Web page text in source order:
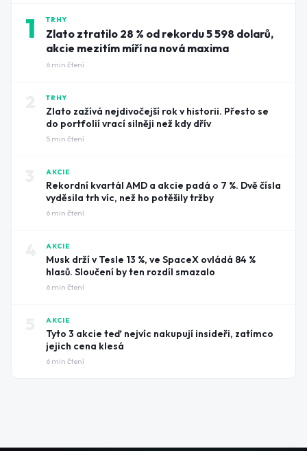
1 TRHY
Zlato ztratilo 28 % od rekordu 5 598 dolarů,
akcie mezitím míří na nová maxima
6 min čtení
TRHY
Zlato zažívá nejdivočejší rok v historii. Přesto se
do portfolií vrací silněji než kdy dřív
5 min čtení
AKCIE
Rekordní kvartál AMD a akcie padá o 7 %. Dvě čísla
vyděsila trh víc, než ho potěšily tržby
6 min čtení
AKCIE
Musk drží v Tesle 13 %, ve SpaceX ovládá 84 %
hlasů. Sloučení by ten rozdíl smazalo
6 min čtení
AKCIE
Tyto 3 akcie teď nejvíc nakupují insideři, zatímco
jejich cena klesá
6 min čtení